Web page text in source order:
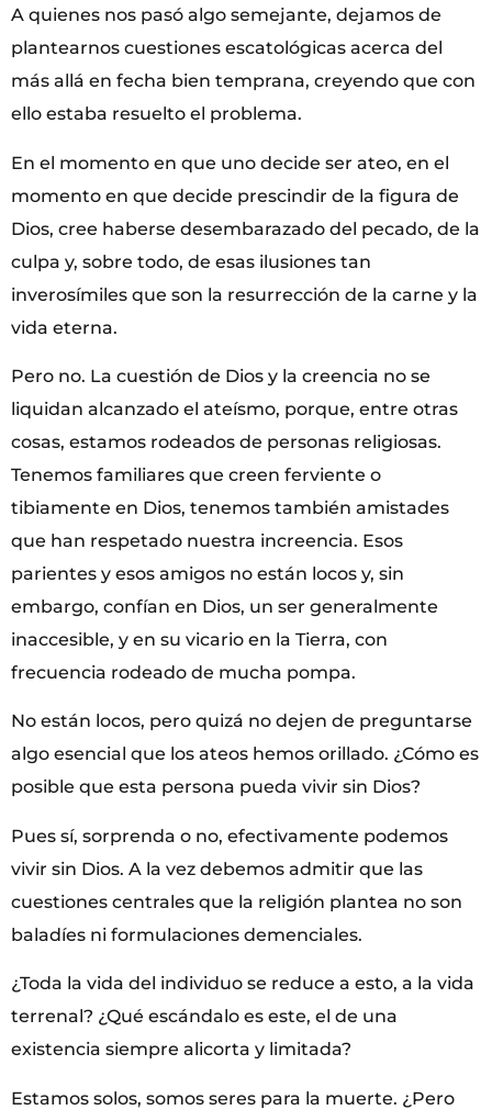
A quienes nos pasó algo semejante, dejamos de
plantearnos cuestiones escatológicas acerca del
más allá en fecha bien temprana, creyendo que con
ello estaba resuelto el problema.
En el momento en que uno decide ser ateo, en el
momento en que decide prescindir de la figura de
Dios, cree haberse desembarazado del pecado, de la
culpa y, sobre todo, de esas ilusiones tan
inverosímiles que son la resurrección de la carne y la
vida eterna.
Pero no. La cuestión de Dios y la creencia no se
liquidan alcanzado el ateísmo, porque, entre otras
cosas, estamos rodeados de personas religiosas.
Tenemos familiares que creen ferviente o
tibiamente en Dios, tenemos también amistades
que han respetado nuestra increencia. Esos
parientes y esos amigos no están locos y, sin
embargo, confían en Dios, un ser generalmente
inaccesible, y en su vicario en la Tierra, con
frecuencia rodeado de mucha pompa.
No están locos, pero quizá no dejen de preguntarse
algo esencial que los ateos hemos orillado. ¿Cómo es
posible que esta persona pueda vivir sin Dios?
Pues sí, sorprenda o no, efectivamente podemos
vivir sin Dios. A la vez debemos admitir que las
cuestiones centrales que la religión plantea no son
baladíes ni formulaciones demenciales.
¿Toda la vida del individuo se reduce a esto, a la vida
terrenal? ¿Qué escándalo es este, el de una
existencia siempre alicorta y limitada?
Estamos solos, somos seres para la muerte. ¿Pero